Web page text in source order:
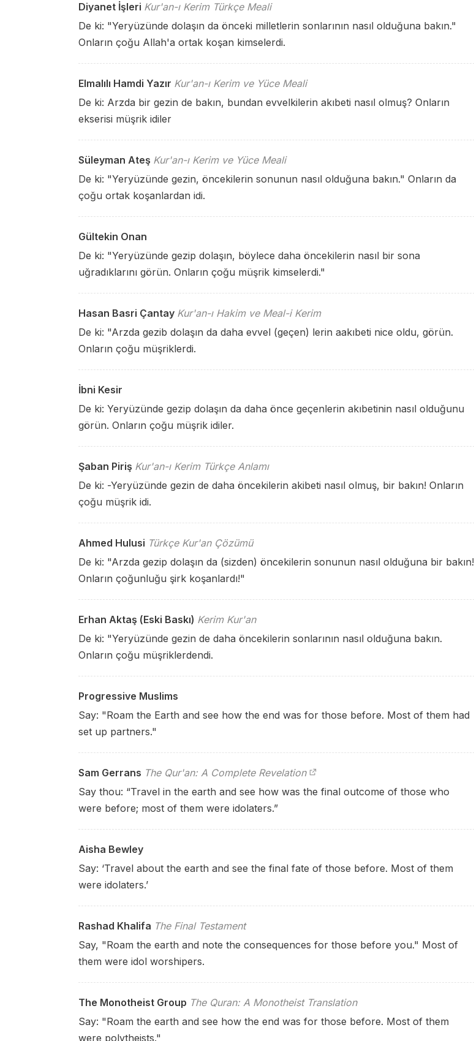
Diyanet İşleri Kur'an-ı Kerim Türkçe Meali
De ki: "Yeryüzünde dolaşın da önceki milletlerin sonlarının nasıl olduğuna bakın."
Onların çoğu Allah'a ortak koşan kimselerdi.
Elmalılı Hamdi Yazır Kur'an-ı Kerim ve Yüce Meali
De ki: Arzda bir gezin de bakın, bundan evvelkilerin akıbeti nasıl olmuş? Onların
ekserisi müşrik idiler
Süleyman Ateş Kur'an-ı Kerim ve Yüce Meali
De ki: "Yeryüzünde gezin, öncekilerin sonunun nasıl olduğuna bakın." Onların da
çoğu ortak koşanlardan idi.
Gültekin Onan
De ki: "Yeryüzünde gezip dolaşın, böylece daha öncekilerin nasıl bir sona
uğradıklarını görün. Onların çoğu müşrik kimselerdi."
Hasan Basri Çantay Kur'an-ı Hakim ve Meal-i Kerim
De ki: "Arzda gezib dolaşın da daha evvel (geçen) lerin aakıbeti nice oldu, görün.
Onların çoğu müşriklerdi.
İbni Kesir
De ki: Yeryüzünde gezip dolaşın da daha önce geçenlerin akıbetinin nasıl olduğunu
görün. Onların çoğu müşrik idiler.
Şaban Piriş Kur'an-ı Kerim Türkçe Anlamı
De ki: -Yeryüzünde gezin de daha öncekilerin akibeti nasıl olmuş, bir bakın! Onların
çoğu müşrik idi.
Ahmed Hulusi Türkçe Kur'an Çözümü
De ki: "Arzda gezip dolaşın da (sizden) öncekilerin sonunun nasıl olduğuna bir bakın!
Onların çoğunluğu şirk koşanlardı!"
Erhan Aktaş (Eski Baskı) Kerim Kur'an
De ki: "Yeryüzünde gezin de daha öncekilerin sonlarının nasıl olduğuna bakın.
Onların çoğu müşriklerdendi.
Progressive Muslims
Say: "Roam the Earth and see how the end was for those before. Most of them had
set up partners."
Sam Gerrans The Qur'an: A Complete Revelation
Say thou: “Travel in the earth and see how was the final outcome of those who
were before; most of them were idolaters.”
Aisha Bewley
Say: ‘Travel about the earth and see the final fate of those before. Most of them
were idolaters.’
Rashad Khalifa The Final Testament
Say, "Roam the earth and note the consequences for those before you." Most of
them were idol worshipers.
The Monotheist Group The Quran: A Monotheist Translation
Say: "Roam the earth and see how the end was for those before. Most of them
were polytheists."